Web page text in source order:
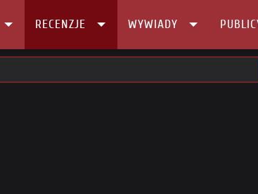
RECENZJE WYWIADY